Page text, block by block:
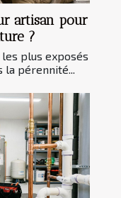
artisan pour
?
plus exposés
pérennité...